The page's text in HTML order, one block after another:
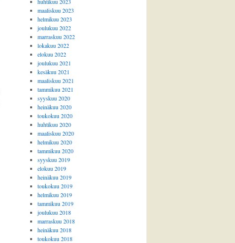
maaliskuu 2023
helmikuu 2023
joulukuu 2022
marraskuu 2022
lokakuu 2022
elokuu 2022
joulukuu 2021
kesäkuu 2021
maaliskuu 2021
tammikuu 2021
syyskuu 2020
heinäkuu 2020
toukokuu 2020
huhtikuu 2020
maaliskuu 2020
helmikuu 2020
tammikuu 2020
syyskuu 2019
elokuu 2019
heinäkuu 2019
toukokuu 2019
helmikuu 2019
tammikuu 2019
joulukuu 2018
marraskuu 2018
heinäkuu 2018
toukokuu 2018